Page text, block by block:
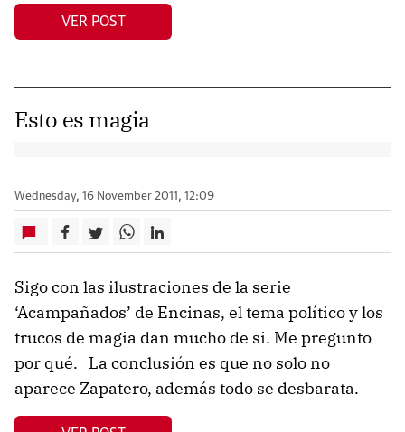
VER POST
Esto es magia
Wednesday, 16 November 2011, 12:09
Sigo con las ilustraciones de la serie
‘Acampañados’ de Encinas, el tema político y los
trucos de magia dan mucho de si. Me pregunto
por qué. La conclusión es que no solo no
aparece Zapatero, además todo se desbarata.